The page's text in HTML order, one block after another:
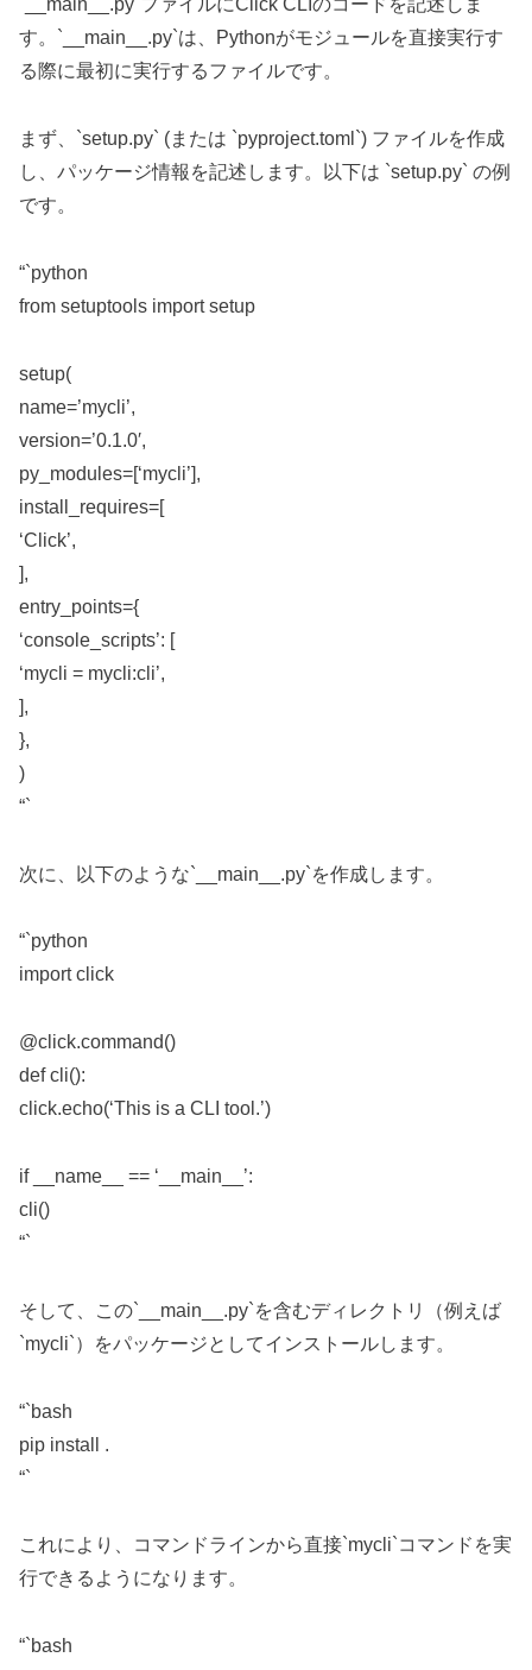
`__main__.py`ファイルにClick CLIのコードを記述しま
す。`__main__.py`は、Pythonがモジュールを直接実行す
る際に最初に実行するファイルです。
まず、`setup.py` (または `pyproject.toml`) ファイルを作成
し、パッケージ情報を記述します。以下は `setup.py` の例
です。
“`python
from setuptools import setup
setup(
name=’mycli’,
version=’0.1.0′,
py_modules=[‘mycli’],
install_requires=[
‘Click’,
],
entry_points={
‘console_scripts’: [
‘mycli = mycli:cli’,
],
},
)
“`
次に、以下のような`__main__.py`を作成します。
“`python
import click
@click.command()
def cli():
click.echo(‘This is a CLI tool.’)
if __name__ == ‘__main__’:
cli()
“`
そして、この`__main__.py`を含むディレクトリ（例えば
`mycli`）をパッケージとしてインストールします。
“`bash
pip install .
“`
これにより、コマンドラインから直接`mycli`コマンドを実
行できるようになります。
“`bash